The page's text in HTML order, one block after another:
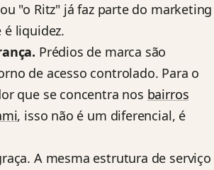
"o Ritz" já faz parte do marketing
é liquidez.
Prédios de marca são
de acesso controlado. Para o
que se concentra nos bairros
, isso não é um diferencial, é
A mesma estrutura de serviço